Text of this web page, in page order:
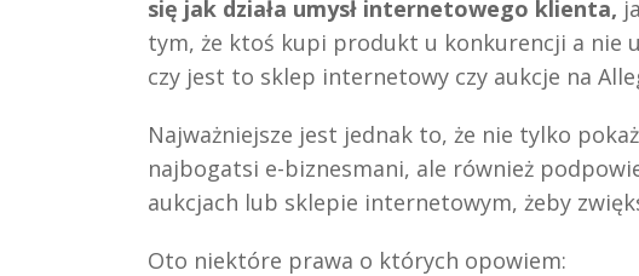
się jak działa umysł internetowego klienta,
tym, że ktoś kupi produkt u konkurencji a nie
czy jest to sklep internetowy czy aukcje na
Najważniejsze jest jednak to, że nie tylko
najbogatsi e-biznesmani, ale również
aukcjach lub sklepie internetowym, żeby
Oto niektóre prawa o których opowiem: